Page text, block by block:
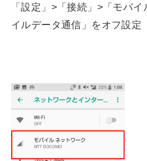
「設定」>「接続」>「モバ
イルデータ通信」をオフ設定